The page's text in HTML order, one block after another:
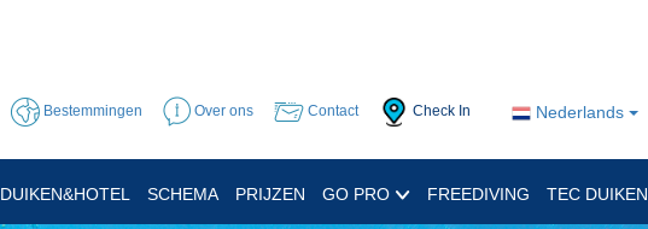
Nederlands
Bestemmingen Over ons Contact Check In
DUIKEN&HOTEL SCHEMA PRIJZEN GO PRO FREEDIVING TEC DUIKEN